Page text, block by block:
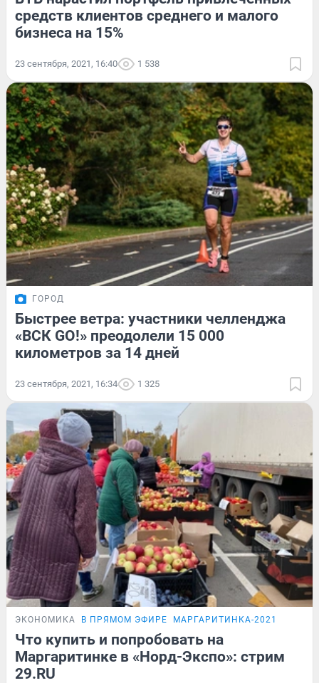
средств клиентов среднего и малого
бизнеса на 15%
23 сентября, 2021, 16:40 1 538
ГОРОД
Быстрее ветра: участники челленджа
«ВСК GO!» преодолели 15 000
километров за 14 дней
23 сентября, 2021, 16:34 1 325
ЭКОНОМИКА В ПРЯМОМ ЭФИРЕ МАРГАРИТИНКА-2021
Что купить и попробовать на
Маргаритинке в «Норд-Экспо»: стрим
29.RU